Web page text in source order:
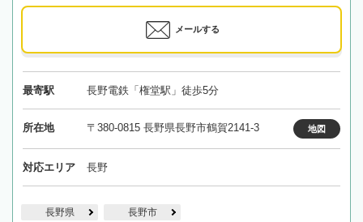
メールする
最寄駅 長野電鉄「権堂駅」徒歩5分
所在地 〒380-0815 長野県長野市鶴賀2141-3 地図
対応エリア 長野
長野県 長野市